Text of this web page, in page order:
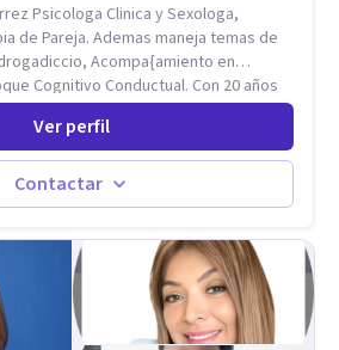
de Pareja. Ademas maneja temas de
en
Cognitivo Conductual. Con 20 años
capacitandose en las
Mental.
Ver perfil
Contactar